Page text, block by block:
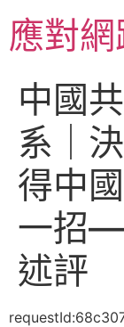
主應對
中國
系｜
得中
一招
述評